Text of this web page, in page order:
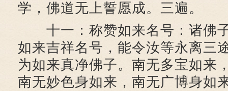
学，佛道无上誓愿成。三遍。
十一：称赞如来名号：诸佛
如来吉祥名号，能令汝等永离三
为如来真净佛子。南无多宝如来
南无妙色身如来，南无广博身如